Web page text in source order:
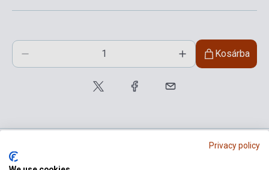
Kosárba
Privacy policy